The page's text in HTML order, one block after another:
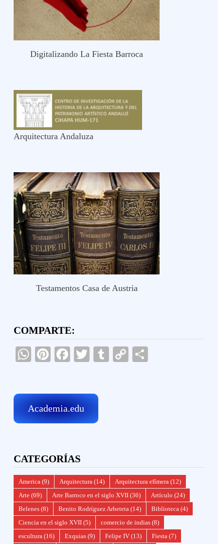
Digitalizando La Fiesta Barroca
Arquitectura Andaluza
Testamentos Casa de Austria
COMPARTE:
WhatsApp
Pinterest
Facebook
TwitterTumblr
Copy
Academia.edu
CATEGORÍAS
America (9) Arquitectura (14) Arquitectura efímera (12)
Arte (69) Arte Barroco en el siglo XVII (36) Artículo (24)
Belenes (8) Benito Rodríguez Arbeteta (14) Biblioteca (4)
Ciencia en el siglo XVII (5) comercio de indias (8)
escultura (16) Exquias (9) Felipe IV (13) Fiesta (7)